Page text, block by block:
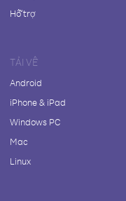
Hỗ trợ
TẢI VỀ
Android
iPhone & iPad
Windows PC
Mac
Linux